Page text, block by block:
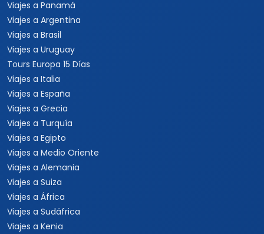
Viajes a Cuba
Viajes a Punta Cana
Viajes a Jamaica
Viajes a Rep. Dominicana
Viajes a Centroamérica
Viajes a Costa Rica
Viajes a Panamá
Viajes a Argentina
Viajes a Brasil
Viajes a Uruguay
Tours Europa 15 Días
Viajes a Italia
Viajes a España
Viajes a Grecia
Viajes a Turquía
Viajes a Egipto